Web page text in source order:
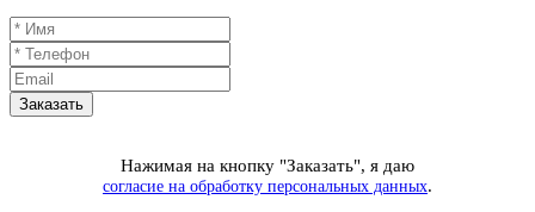
Нажимая на кнопку "Заказать", я даю
согласие на обработку персональных данных.